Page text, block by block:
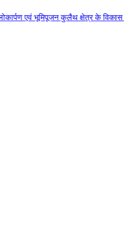
के विकास के लिये की बड़ी-बड़ी